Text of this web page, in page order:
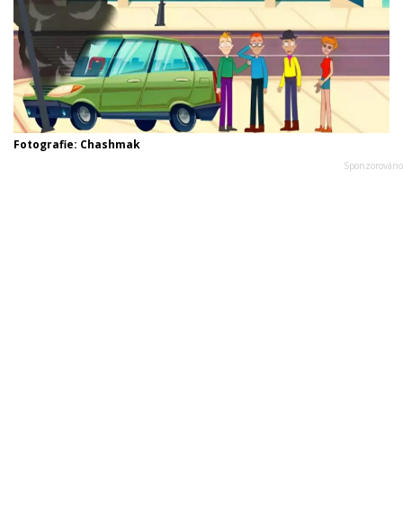
Fotografie: Chashmak